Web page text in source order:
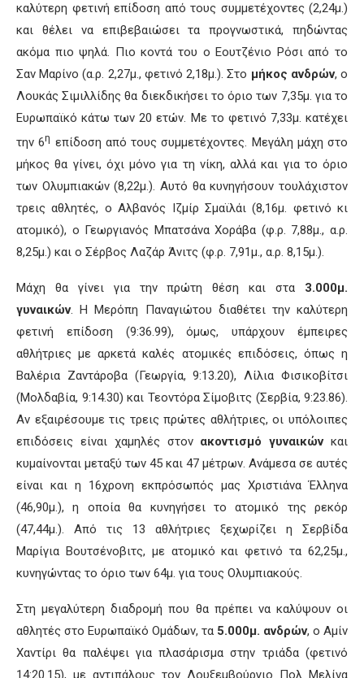
καλύτερη φετινή επίδοση από τους συμμετέχοντες (2,24μ.)
και θέλει να επιβεβαιώσει τα προγνωστικά, πηδώντας
ακόμα πιο ψηλά. Πιο κοντά του ο Εουτζένιο Ρόσι από το
Σαν Μαρίνο (α.ρ. 2,27μ., φετινό 2,18μ.). Στο μήκος ανδρών, ο
Λουκάς Σιμιλλίδης θα διεκδικήσει το όριο των 7,35μ. για το
Ευρωπαϊκό κάτω των 20 ετών. Με το φετινό 7,33μ. κατέχει
την 6η επίδοση από τους συμμετέχοντες. Μεγάλη μάχη στο
μήκος θα γίνει, όχι μόνο για τη νίκη, αλλά και για το όριο
των Ολυμπιακών (8,22μ.). Αυτό θα κυνηγήσουν τουλάχιστον
τρεις αθλητές, ο Αλβανός Ιζμίρ Σμαϊλάι (8,16μ. φετινό κι
ατομικό), ο Γεωργιανός Μπατσάνα Χοράβα (φ.ρ. 7,88μ., α.ρ.
8,25μ.) και ο Σέρβος Λαζάρ Άνιτς (φ.ρ. 7,91μ., α.ρ. 8,15μ.).
Μάχη θα γίνει για την πρώτη θέση και στα 3.000μ.
γυναικών. Η Μερόπη Παναγιώτου διαθέτει την καλύτερη
φετινή επίδοση (9:36.99), όμως, υπάρχουν έμπειρες
αθλήτριες με αρκετά καλές ατομικές επιδόσεις, όπως η
Βαλέρια Ζαντάροβα (Γεωργία, 9:13.20), Λίλια Φισικοβίτσι
(Μολδαβία, 9:14.30) και Τεοντόρα Σίμοβιτς (Σερβία, 9:23.86).
Αν εξαιρέσουμε τις τρεις πρώτες αθλήτριες, οι υπόλοιπες
επιδόσεις είναι χαμηλές στον ακοντισμό γυναικώνκαι
κυμαίνονται μεταξύ των 45 και 47 μέτρων. Ανάμεσα σε αυτές
είναι και η 16χρονη εκπρόσωπός μας Χριστιάνα Έλληνα
(46,90μ.), η οποία θα κυνηγήσει το ατομικό της ρεκόρ
(47,44μ.). Από τις 13 αθλήτριες ξεχωρίζει η Σερβίδα
Μαρίγια Βουτσένοβιτς, με ατομικό και φετινό τα 62,25μ.,
κυνηγώντας το όριο των 64μ. για τους Ολυμπιακούς.
Στη μεγαλύτερη διαδρομή που θα πρέπει να καλύψουν οι
αθλητές στο Ευρωπαϊκό Ομάδων, τα 5.000μ. ανδρών, ο Αμίν
Χαντίρι θα παλέψει για πλασάρισμα στην τριάδα (φετινό